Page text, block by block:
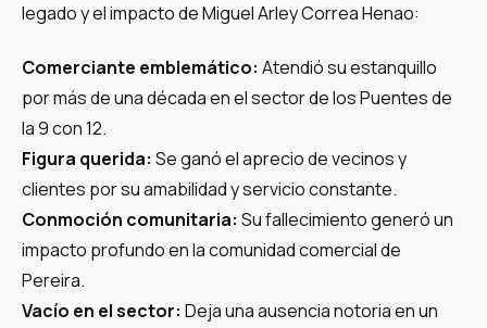
legado y el impacto de Miguel Arley Correa Henao:
Comerciante emblemático: Atendió su estanquillo
por más de una década en el sector de los Puentes de
la 9 con 12.
Figura querida: Se ganó el aprecio de vecinos y
clientes por su amabilidad y servicio constante.
Conmoción comunitaria: Su fallecimiento generó un
impacto profundo en la comunidad comercial de
Pereira.
Vacío en el sector: Deja una ausencia notoria en un